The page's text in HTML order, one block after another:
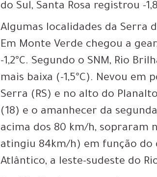
do Sul, Santa Rosa registrou -
Algumas localidades da Serra
Em Monte Verde chegou a
-1,2°C. Segundo o SNM, Rio
mais baixa (-1,5°C). Nevou em
Serra (RS) e no alto do
(18) e o amanhecer da
acima dos 80 km/h, sopraram
atingiu 84km/h) em função do
Atlântico, a leste-sudeste do